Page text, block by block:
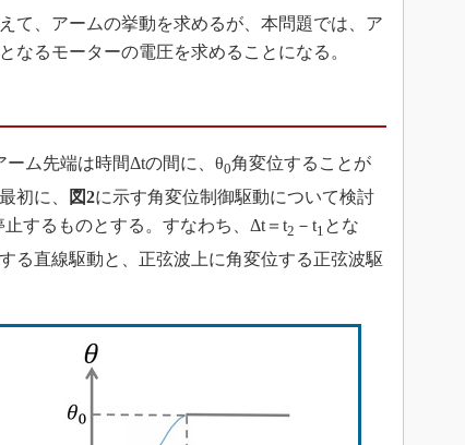
て、アームの挙動を求めるが、本問題では、ア
なるモーターの電圧を求めることになる。
ム先端は時間Δtの間に、θ0角変位することが
初に、
図2に示す角変位制御駆動について検討
止するものとする。すなわち、Δt＝t2 －t1 とな
る直線駆動と、正弦波上に角変位する正弦波駆